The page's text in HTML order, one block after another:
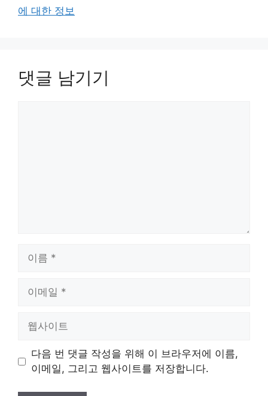
에 대한 정보
댓글 남기기
트
다음 번 댓글 작성을 위해 이 브라우저에 이름,
이메일, 그리고 웹사이트를 저장합니다.